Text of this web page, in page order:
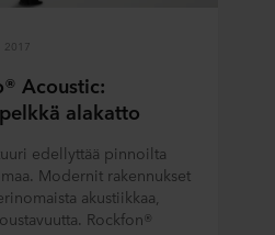
2017
Acoustic:
alakatto
edellyttää pinnoilta
Modernit rakennukset
akustiikkaa,
Rockfon®